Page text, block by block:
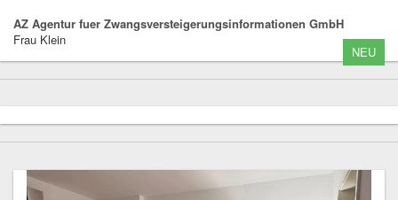
AZ Agentur fuer Zwangsversteigerungsinformationen GmbH
Frau Klein
NEU